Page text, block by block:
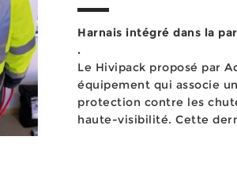
Harnais intégré dans la
.
Le Hivipack proposé par
équipement qui associe
protection contre les
haute-visibilité. Cette